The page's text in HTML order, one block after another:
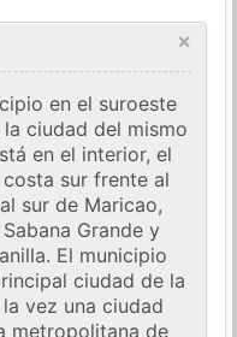
×
en el suroeste
ciudad del mismo
en el interior, el
sur frente al
sur de Maricao,
Grande y
El municipio
ciudad de la
vez una ciudad
metropolitana de